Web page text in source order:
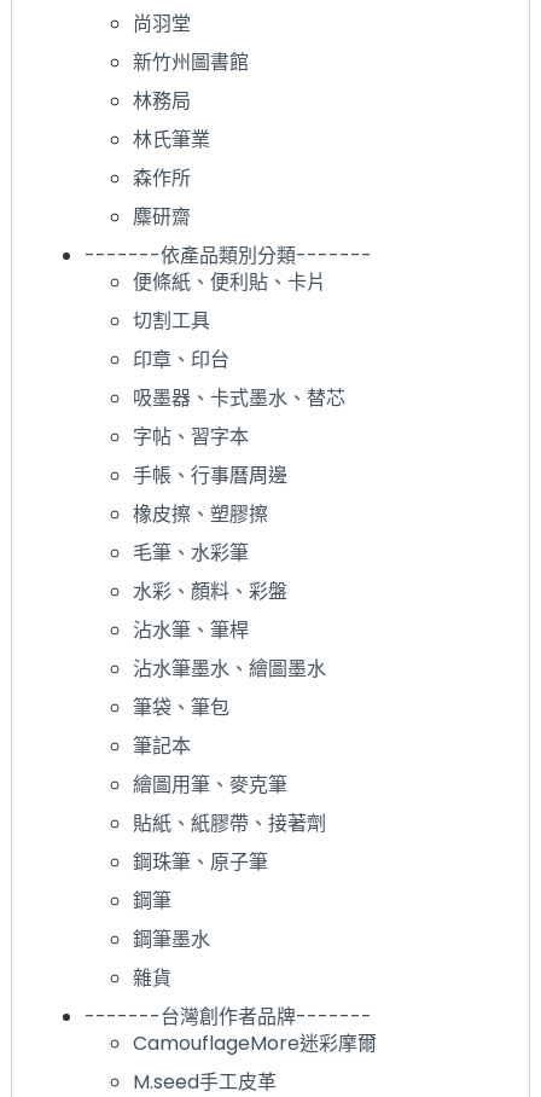
尚羽堂
新竹州圖書館
林務局
林氏筆業
森作所
麋研齋
-------依產品類別分類-------
便條紙、便利貼、卡片
切割工具
印章、印台
吸墨器、卡式墨水、替芯
字帖、習字本
手帳、行事曆周邊
橡皮擦、塑膠擦
毛筆、水彩筆
水彩、顏料、彩盤
沾水筆、筆桿
沾水筆墨水、繪圖墨水
筆袋、筆包
筆記本
繪圖用筆、麥克筆
貼紙、紙膠帶、接著劑
鋼珠筆、原子筆
鋼筆
鋼筆墨水
雜貨
-------台灣創作者品牌-------
CamouflageMore迷彩摩爾
M.seed手工皮革